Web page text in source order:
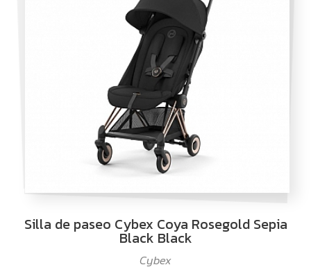
Silla de paseo Cybex Coya Rosegold Sepia
Black Black
Cybex